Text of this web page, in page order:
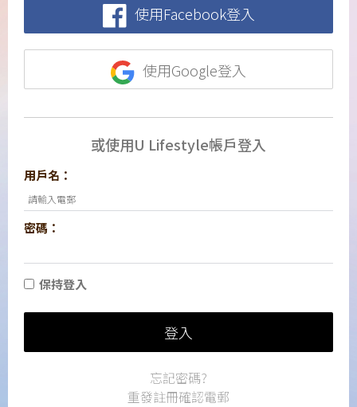
使用Facebook登入
使用Google登入
或使用U Lifestyle帳戶登入
用戶名：
密碼：
保持登入
登入
忘記密碼?
重發註冊確認電郵